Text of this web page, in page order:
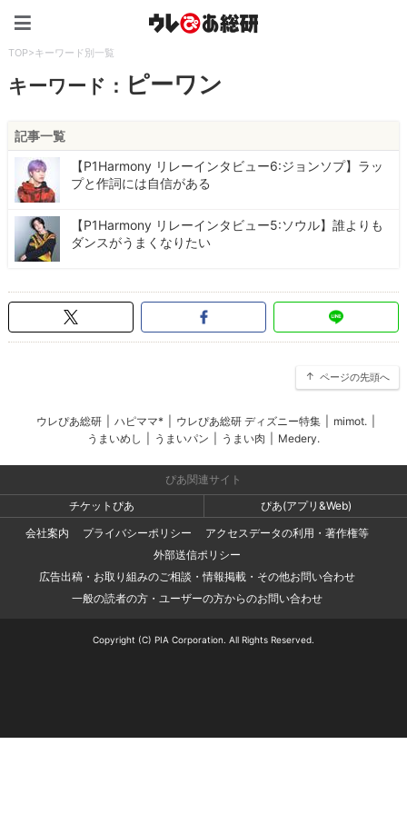
TOP>キーワード別一覧
キーワード： ピーワン
記事一覧
【P1Harmony リレーインタビュー6:ジョンソプ】ラッ
プと作詞には自信がある
【P1Harmony リレーインタビュー5:ソウル】誰よりも
ダンスがうまくなりたい
ページの先頭へ
ウレぴあ総研 ハピママ* ウレぴあ総研 ディズニー特集 mimot.
うまいめし
うまいパン うまい肉 Medery.
ぴあ関連サイト
チケットぴあ
ぴあ(アプリ&Web)
会社案内
プライバシーポリシー
アクセスデータの利用・著作権等
外部送信ポリシー
広告出稿・お取り組みのご相談・情報掲載・その他お問い合わせ
一般の読者の方・ユーザーの方からのお問い合わせ
Copyright (C) PIA Corporation. All Rights Reserved.